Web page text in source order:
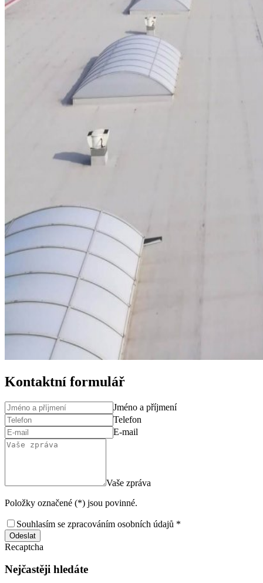
Kontaktní formulář
Jméno a příjmení
Telefon
E-mail
Vaše zpráva
Položky označené (*) jsou povinné.
Souhlasím se zpracováním osobních údajů *
Odeslat
Recaptcha
Nejčastěji hledáte